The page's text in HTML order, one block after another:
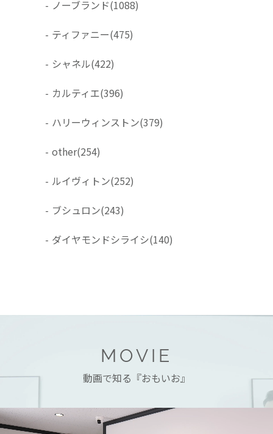
- ノーブランド(1088)
- ティファニー(475)
- シャネル(422)
- カルティエ(396)
- ハリーウィンストン(379)
- other(254)
- ルイヴィトン(252)
- ブシュロン(243)
- ダイヤモンドシライシ(140)
MOVIE
動画で知る『おもいお』